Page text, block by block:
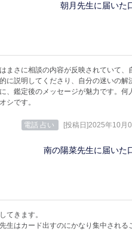
朝月先生に届いた
まさに相談の内容が反映されていて、
に説明してくださり、自分の迷いの解
、鑑定後のメッセージが魅力です。何
シです。
電話 占い [投稿日]2025年10月
南の陽菜先生に届いた
てきます。
生はカード出すのにかなり集中される